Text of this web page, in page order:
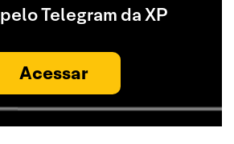
Telegram da XP
Acessar